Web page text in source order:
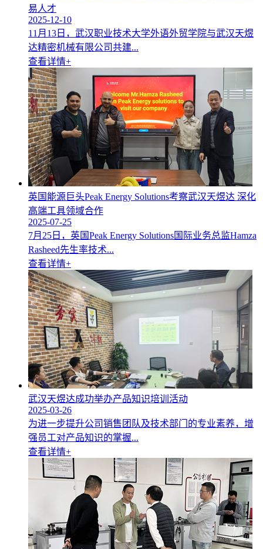
易人才
2025-12-10
11月13日，武汉职业技术大学外语外贸学院与武汉天煜
达精密机械有限公司共建...
查看详情+
英国能源巨头Peak Energy Solutions考察武汉天煜达 深化
高端工具领域合作
2025-07-25
7月25日，英国Peak Energy Solutions国际业务总监Hamza
Rasheed先生率技术...
查看详情+
武汉天煜达成功举办产品知识培训活动
2025-03-26
为进一步提升公司销售团队及技术部门的专业素养，增
强员工对产品知识的掌握...
查看详情+